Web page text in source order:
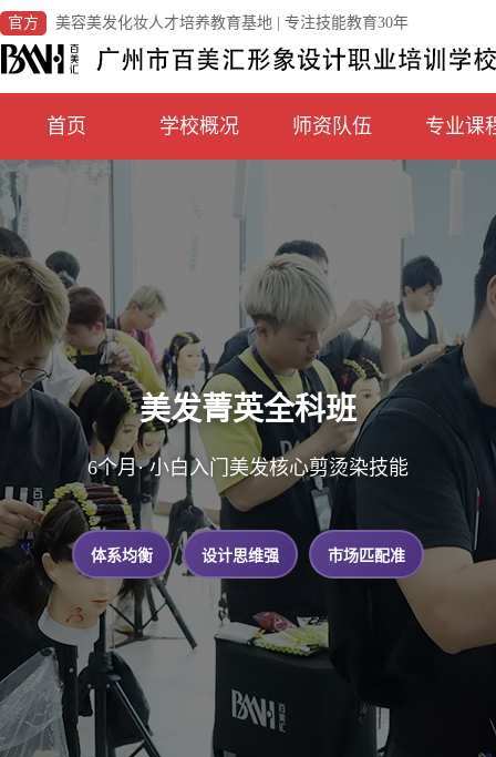
官方 美容美发化妆人才培养教育基地 | 专注技能教育30年
首页 学校概况 师资队伍 专业课
美发菁英全科班
6个月· 小白入门美发核心剪烫染技能
体系均衡 设计思维强 市场匹配准